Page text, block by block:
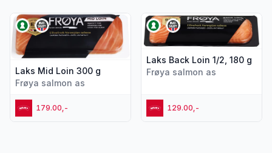
Laks Mid Loin 300 g
Frøya salmon as
179.00,-
Vis flere detaljer for produktet "Laks Mid Loin 300 g"
Laks Back Loin 1/2, 180 g
Frøya salmon as
129.00,-
Vis flere detaljer for